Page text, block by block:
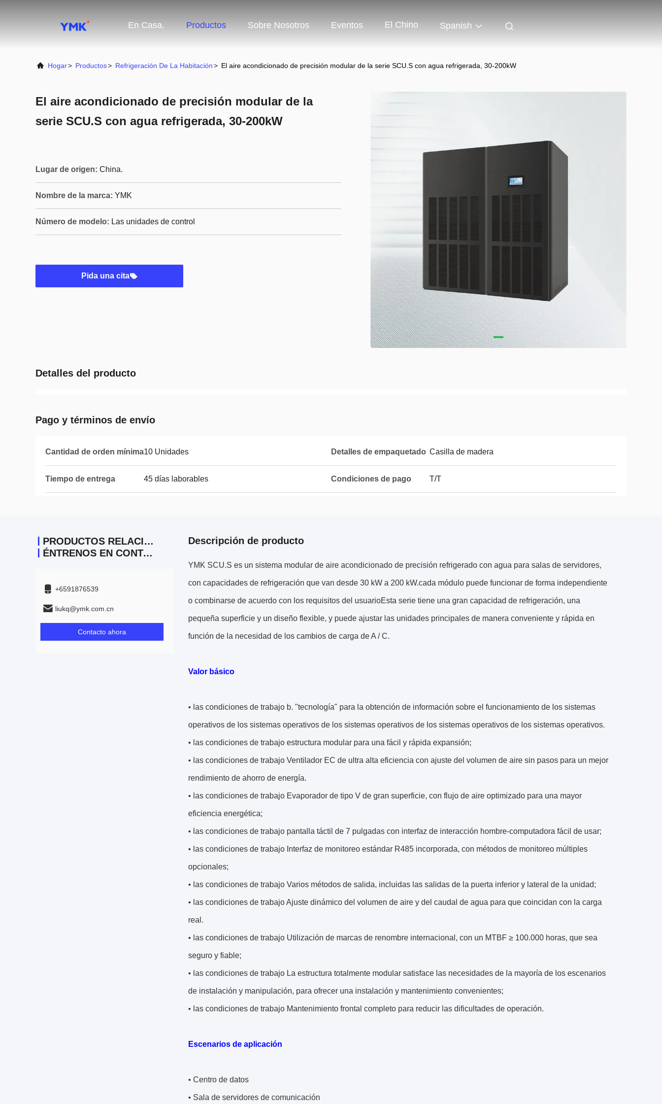
En Casa. Productos Sobre Nosotros Eventos El Chino Spanish
Hogar> Productos> Refrigeración De La Habitación> El aire acondicionado de precisión modular de la serie SCU.S con agua refrigerada, 30-200kW
El aire acondicionado de precisión modular de la
serie SCU.S con agua refrigerada, 30-200kW
Lugar de origen: China.
Nombre de la marca: YMK
Número de modelo: Las unidades de control
Pida una cita
Detalles del producto
Pago y términos de envío
Cantidad de orden mínima10 Unidades Detalles de empaquetado Casilla de madera
Tiempo de entrega 45 días laborables Condiciones de pago T/T
PRODUCTOS RELACIONADOS
ÉNTRENOS EN CONTACTO CON
+6591876539
liukq@ymk.com.cn
Contacto ahora
Descripción de producto
YMK SCU.S es un sistema modular de aire acondicionado de precisión refrigerado con agua para salas de servidores,
con capacidades de refrigeración que van desde 30 kW a 200 kW.cada módulo puede funcionar de forma independiente
o combinarse de acuerdo con los requisitos del usuarioEsta serie tiene una gran capacidad de refrigeración, una
pequeña superficie y un diseño flexible, y puede ajustar las unidades principales de manera conveniente y rápida en
función de la necesidad de los cambios de carga de A / C.
Valor básico
• las condiciones de trabajo b. "tecnología" para la obtención de información sobre el funcionamiento de los sistemas
operativos de los sistemas operativos de los sistemas operativos de los sistemas operativos de los sistemas operativos.
• las condiciones de trabajo estructura modular para una fácil y rápida expansión;
• las condiciones de trabajo Ventilador EC de ultra alta eficiencia con ajuste del volumen de aire sin pasos para un mejor
rendimiento de ahorro de energía.
• las condiciones de trabajo Evaporador de tipo V de gran superficie, con flujo de aire optimizado para una mayor
eficiencia energética;
• las condiciones de trabajo pantalla táctil de 7 pulgadas con interfaz de interacción hombre-computadora fácil de usar;
• las condiciones de trabajo Interfaz de monitoreo estándar R485 incorporada, con métodos de monitoreo múltiples
opcionales;
• las condiciones de trabajo Varios métodos de salida, incluidas las salidas de la puerta inferior y lateral de la unidad;
• las condiciones de trabajoAjuste dinámico del volumen de aire y del caudal de agua para que coincidan con la carga
real.
• las condiciones de trabajo Utilización de marcas de renombre internacional, con un MTBF ≥ 100.000 horas, que sea
seguro y fiable;
• las condiciones de trabajo La estructura totalmente modular satisface las necesidades de la mayoría de los escenarios
de instalación y manipulación, para ofrecer una instalación y mantenimiento convenientes;
• las condiciones de trabajo Mantenimiento frontal completo para reducir las dificultades de operación.
Escenarios de aplicación
• Centro de datos
• Sala de servidores de comunicación